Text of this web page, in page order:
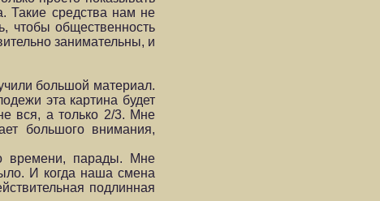
Такие средства нам не
чтобы общественность
занимательны, и
большой материал.
эта картина будет
вся, а только 2/3. Мне
большого внимания,
времени, парады. Мне
И когда наша смена
подлинная